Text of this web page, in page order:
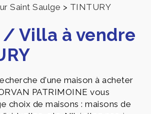
Saint Saulge > TINTURY
/ Villa à vendre
d'une maison à acheter
PATRIMOINE vous
choix de maisons : maisons de